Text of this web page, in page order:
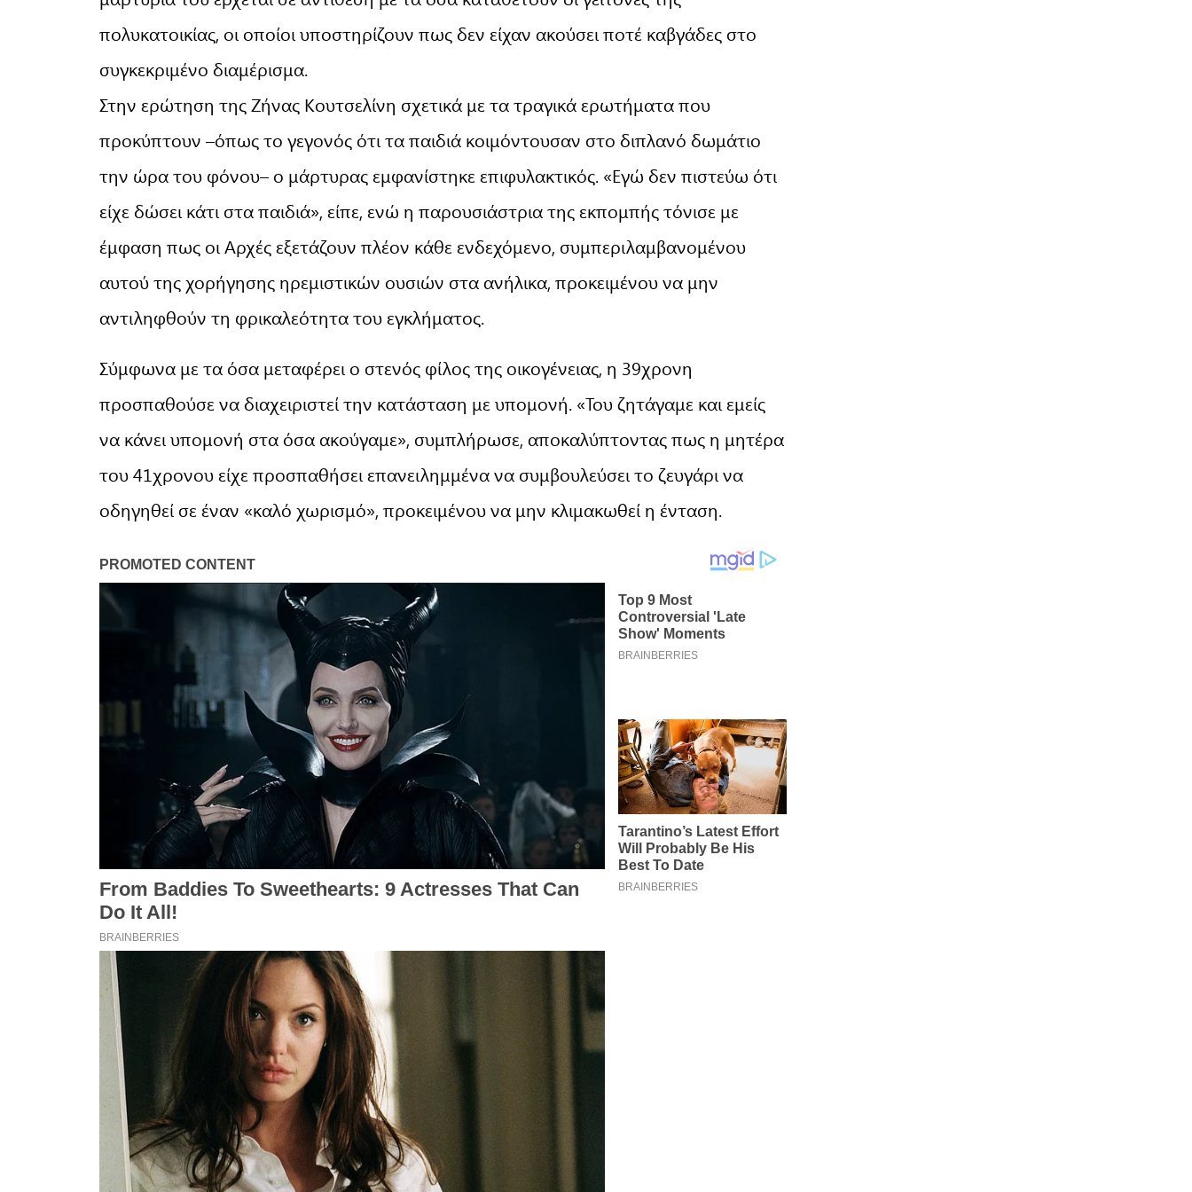
πολυκατοικίας, οι οποίοι υποστηρίζουν πως δεν είχαν ακούσει ποτέ καβγάδες στο
συγκεκριμένο διαμέρισμα.
Στην ερώτηση της Ζήνας Κουτσελίνη σχετικά με τα τραγικά ερωτήματα που
προκύπτουν –όπως το γεγονός ότι τα παιδιά κοιμόντουσαν στο διπλανό δωμάτιο
την ώρα του φόνου– ο μάρτυρας εμφανίστηκε επιφυλακτικός. «Εγώ δεν πιστεύω ότι
είχε δώσει κάτι στα παιδιά», είπε, ενώ η παρουσιάστρια της εκπομπής τόνισε με
έμφαση πως οι Αρχές εξετάζουν πλέον κάθε ενδεχόμενο, συμπεριλαμβανομένου
αυτού της χορήγησης ηρεμιστικών ουσιών στα ανήλικα, προκειμένου να μην
αντιληφθούν τη φρικαλεότητα του εγκλήματος.
Σύμφωνα με τα όσα μεταφέρει ο στενός φίλος της οικογένειας, η 39χρονη
προσπαθούσε να διαχειριστεί την κατάσταση με υπομονή. «Του ζητάγαμε και εμείς
να κάνει υπομονή στα όσα ακούγαμε», συμπλήρωσε, αποκαλύπτοντας πως η μητέρα
του 41χρονου είχε προσπαθήσει επανειλημμένα να συμβουλεύσει το ζευγάρι να
οδηγηθεί σε έναν «καλό χωρισμό», προκειμένου να μην κλιμακωθεί η ένταση.